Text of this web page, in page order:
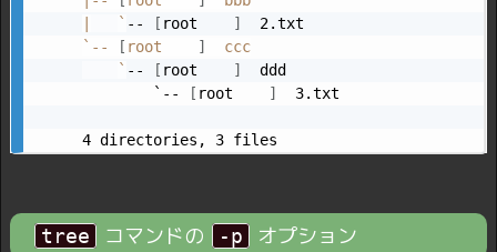
` -- [ root ]
` -- [ root ]
  ccc
` -- [ root ]
  ddd
        `--
[ root ]
  3.txt
4 directories, 3 files
tree コマンドの -p オプション